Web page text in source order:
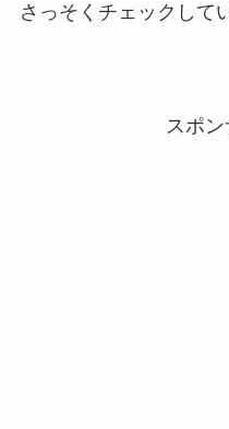
さっそくチェックして
スポン